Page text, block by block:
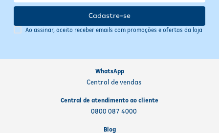
Ao assinar, aceito receber emails com promoções e ofertas da loja
Cadastre-se
WhatsApp
Central de vendas
Central de atendimento ao cliente
0800 087 4000
Blog